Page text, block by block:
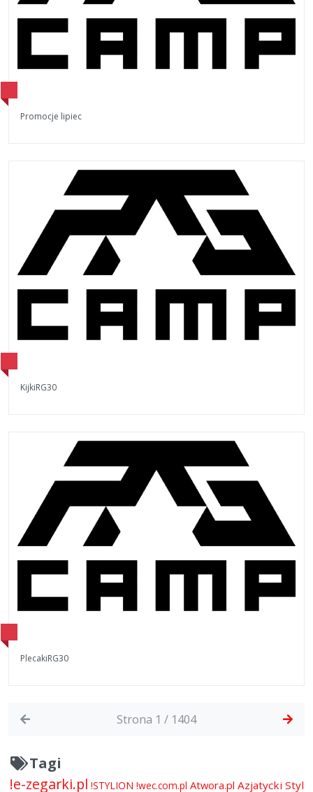
Promocje lipiec
KijkiRG30
PlecakiRG30
Strona 1 / 1404
Tagi
!e-zegarki.pl !STYLION !wec.com.pl Atwora.pl Azjatycki Styl